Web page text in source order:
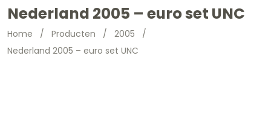
Nederland 2005 – euro set UNC
Home / Producten / 2005 /
Nederland 2005 – euro set UNC